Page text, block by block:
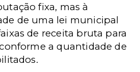
fixa, mas à
de uma lei municipal
de receita bruta para
a quantidade de